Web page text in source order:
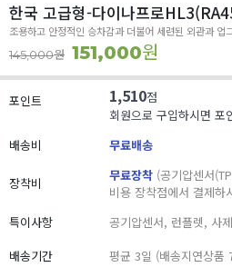
한국 고급형-다이나프로
조용하고 안정적인 승차감과 더불어 세련된 외관과 업
145,000원 151,000원
포인트 1,510점
회원으로 구입하시면 포
배송비
무료배송
장착비 무료장착 (공기압센서
비용 장착점에서 결제하
특이사항
공기압센서, 런플렛, 사
배송기간
평균 3일 (배송지연상품